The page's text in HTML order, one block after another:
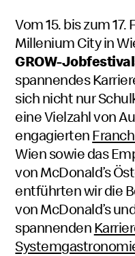
Vom 15. bis zum
Millenium City in
GROW-
spannendes
sich nicht nur
eine Vielzahl von
engagierten
Wien sowie das
von McDonald’s
entführten wir die
von McDonald’s
spannenden